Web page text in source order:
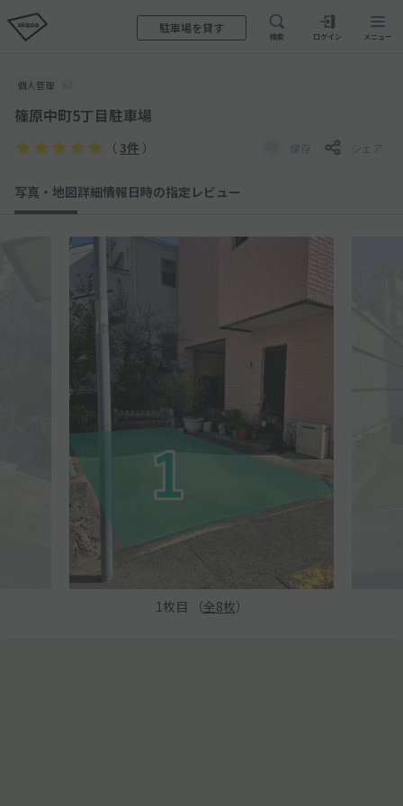
駐車場を貸す
検索 ログイン メニュー
個人管理
篠原中町5丁目駐車場
（ 3件 ） 保存 シェア
写真・地図詳細情報日時の指定 レビュー
1枚目 （全8枚）